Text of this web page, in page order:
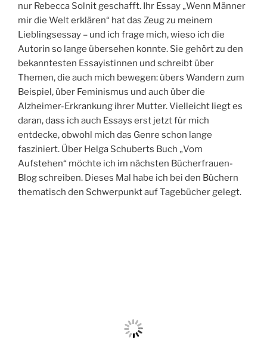
nur Rebecca Solnit geschafft. Ihr Essay „Wenn Männer
mir die Welt erklären“ hat das Zeug zu meinem
Lieblingsessay – und ich frage mich, wieso ich die
Autorin so lange übersehen konnte. Sie gehört zu den
bekanntesten Essayistinnen und schreibt über
Themen, die auch mich bewegen: übers Wandern zum
Beispiel, über Feminismus und auch über die
Alzheimer-Erkrankung ihrer Mutter. Vielleicht liegt es
daran, dass ich auch Essays erst jetzt für mich
entdecke, obwohl mich das Genre schon lange
fasziniert. Über Helga Schuberts Buch „Vom
Aufstehen“ möchte ich im nächsten Bücherfrauen-
Blog schreiben. Dieses Mal habe ich bei den Büchern
thematisch den Schwerpunkt auf Tagebücher gelegt.